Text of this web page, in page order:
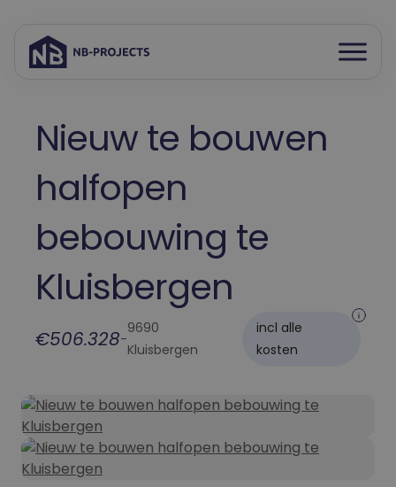
Spring
Open
menu
Nieuw te bouwen
halfopen
bebouwing te
Kluisbergen
€506.328-
9690
Kluisbergen
incl alle
kosten